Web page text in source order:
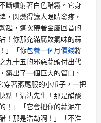
斷噴射著白色醋霧。它身
，閃爍得讓人眼睛發疼，
起，這次帶著金屬回音的
！你那充滿腐敗氣味的蒜
」「你包養一個月價錢將
九十五的邪惡蒜頭付出代
露出了一個巨大的管口，
穿著燕尾服的小爪子，一把
點！沾沾先生！那是醋酸
！」「它會把你的蒜泥在
！那是浩劫啊！」「不准